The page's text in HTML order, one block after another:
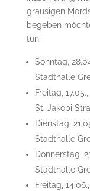
grausigen
begeben
tun:
Sonntag,
Stadthalle
Freitag,
St. Jakobi
Dienstag,
Stadthalle
Donnerstag,
Stadthalle
Freitag,